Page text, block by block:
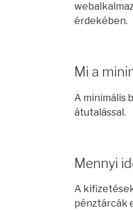
érdekében.
Mi a
A minimális
átutalással.
Mennyi
A
pénztárcák